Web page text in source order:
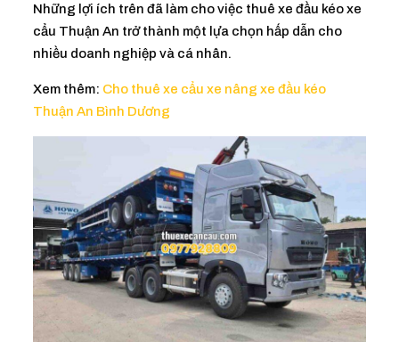
Những lợi ích trên đã làm cho việc thuê xe đầu kéo xe
cẩu Thuận An trở thành một lựa chọn hấp dẫn cho
nhiều doanh nghiệp và cá nhân.
Xem thêm: Cho thuê xe cẩu xe nâng xe đầu kéo
Thuận An Bình Dương